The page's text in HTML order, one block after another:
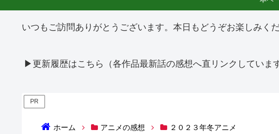
いつもご訪問ありがとうございます。本日もどうぞお楽しみく
▶更新履歴はこちら（各作品最新話の感想へ直リンクしています
PR
ホーム アニメの感想 ２０２３年冬アニメ